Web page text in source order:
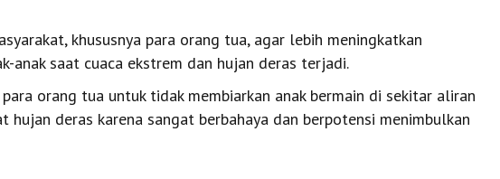
khususnya para orang tua, agar lebih meningkatkan
anak saat cuaca ekstrem dan hujan deras terjadi.
para orang tua untuk tidak membiarkan anak bermain di sekitar aliran
hujan deras karena sangat berbahaya dan berpotensi menimbulkan